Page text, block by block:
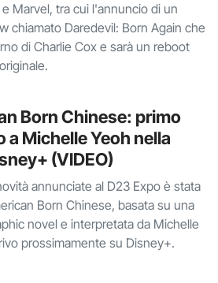
Marvel, tra cui l'annuncio di un
chiamato Daredevil: Born Again che
di Charlie Cox e sarà un reboot
Born Chinese: primo
a Michelle Yeoh nella
(VIDEO)
annunciate al D23 Expo è stata
Born Chinese, basata su una
novel e interpretata da Michelle
prossimamente su Disney+.